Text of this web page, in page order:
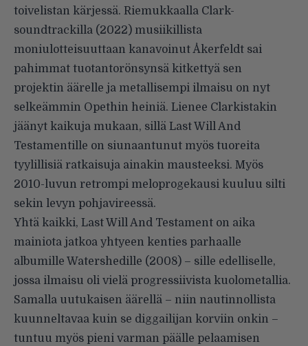
toivelistan kärjessä. Riemukkaalla Clark-
soundtrackilla (2022) musiikillista
moniulotteisuuttaan kanavoinut Åkerfeldt sai
pahimmat tuotantorönsynsä kitkettyä sen
projektin äärelle ja metallisempi ilmaisu on nyt
selkeämmin Opethin heiniä. Lienee Clarkistakin
jäänyt kaikuja mukaan, sillä Last Will And
Testamentille on siunaantunut myös tuoreita
tyylillisiä ratkaisuja ainakin mausteeksi. Myös
2010-luvun retrompi meloprogekausi kuuluu silti
sekin levyn pohjavireessä.
Yhtä kaikki, Last Will And Testament on aika
mainiota jatkoa yhtyeen kenties parhaalle
albumille Watershedille (2008) – sille edelliselle,
jossa ilmaisu oli vielä progressiivista kuolometallia.
Samalla uutukaisen äärellä – niin nautinnollista
kuunneltavaa kuin se diggailijan korviin onkin –
tuntuu myös pieni varman päälle pelaamisen